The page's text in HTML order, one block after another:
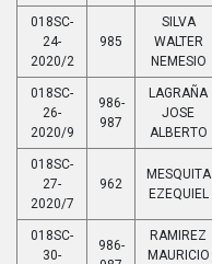
018SC-
24-
2020/2
985
SILVA
WALTER
NEMESIO
018SC-
26-
2020/9
986-
987
LAGRAÑA
JOSE
ALBERTO
018SC-
27-
2020/7
962
MESQUITA
EZEQUIEL
018SC-
30-
986-
RAMIREZ
MAURICIO